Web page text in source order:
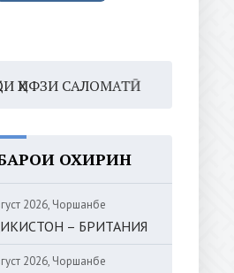
16:35 –ШОМИ
ОХИРИН
2026, Чоршанбе
– БРИТАНИЯ
2026, Чоршанбе